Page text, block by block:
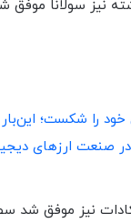
نیز سولانا موفق
این‌بار ۶۶ هزار دلار
صنعت ارزهای
نیز موفق